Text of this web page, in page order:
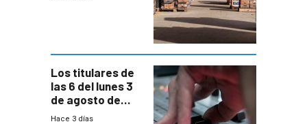
Los titulares de
las 6 del lunes 3
de agosto de
2026
Hace 3 días